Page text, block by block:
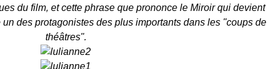
du film, et cette phrase que prononce le Miroir qui devient
des protagonistes des plus importants dans les "coups de
théâtres".